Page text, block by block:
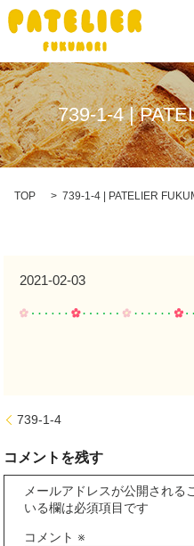
739-1-4 |
TOP 739-1-4 | PATELIER
2021-02-03
739-1-4
コメントを残す
メールアドレスが公開される
いる欄は必須項目です
コメント ※